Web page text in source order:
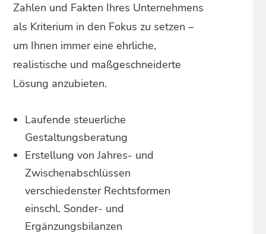
Zahlen und Fakten Ihres Unternehmens
als Kriterium in den Fokus zu setzen –
um Ihnen immer eine ehrliche,
realistische und maßgeschneiderte
Lösung anzubieten.
Laufende steuerliche
Gestaltungsberatung
Erstellung von Jahres- und
Zwischenabschlüssen
verschiedenster Rechtsformen
einschl. Sonder- und
Ergänzungsbilanzen